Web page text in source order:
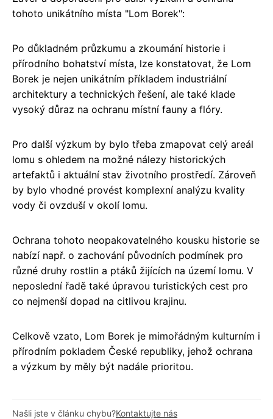
tohoto unikátního místa "Lom Borek":
Po důkladném průzkumu a zkoumání historie i
přírodního bohatství místa, lze konstatovat, že Lom
Borek je nejen unikátním příkladem industriální
architektury a technických řešení, ale také klade
vysoký důraz na ochranu místní fauny a flóry.
Pro další výzkum by bylo třeba zmapovat celý areál
lomu s ohledem na možné nálezy historických
artefaktů i aktuální stav životního prostředí. Zároveň
by bylo vhodné provést komplexní analýzu kvality
vody či ovzduší v okolí lomu.
Ochrana tohoto neopakovatelného kousku historie se
nabízí např. o zachování původních podmínek pro
různé druhy rostlin a ptáků žijících na území lomu. V
neposlední řadě také úpravou turistických cest pro
co nejmenší dopad na citlivou krajinu.
Celkově vzato, Lom Borek je mimořádným kulturním i
přírodním pokladem České republiky, jehož ochrana
a výzkum by měly být nadále prioritou.
Našli jste v článku chybu?Kontaktujte nás